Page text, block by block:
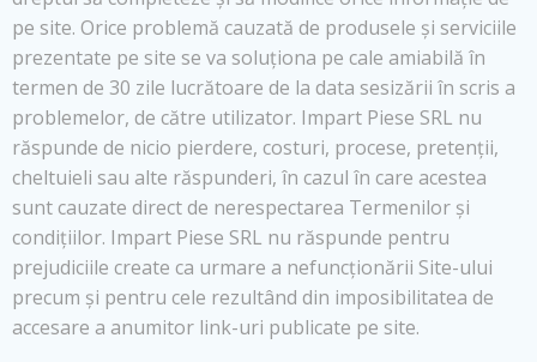
pe site. Orice problemă cauzată de produsele și serviciile
prezentate pe site se va soluționa pe cale amiabilă în
termen de 30 zile lucrătoare de la data sesizării în scris a
problemelor, de către utilizator. Impart Piese SRL nu
răspunde de nicio pierdere, costuri, procese, pretenții,
cheltuieli sau alte răspunderi, în cazul în care acestea
sunt cauzate direct de nerespectarea Termenilor și
condițiilor. Impart Piese SRL nu răspunde pentru
prejudiciile create ca urmare a nefuncționării Site-ului
precum și pentru cele rezultând din imposibilitatea de
accesare a anumitor link-uri publicate pe site.